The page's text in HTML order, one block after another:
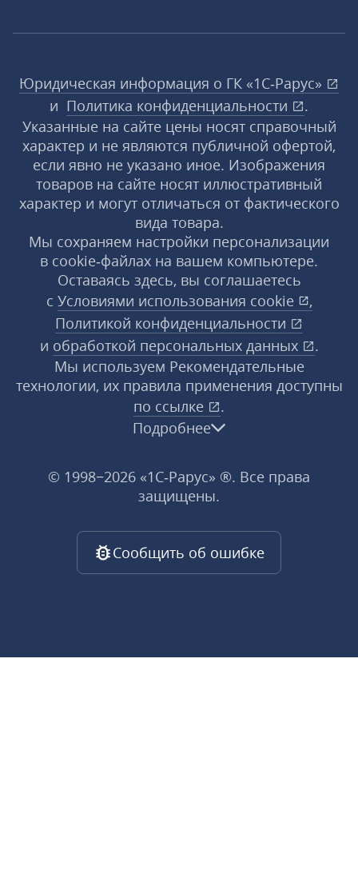
Юридическая информация о ГК «1С‑Рарус»
и Политика конфиденциальности
.
Указанные на сайте цены носят справочный
характер и не являются публичной офертой,
если явно не указано иное. Изображения
товаров на сайте носят иллюстративный
характер и могут отличаться от фактического
вида товара.
Мы сохраняем настройки персонализации
в cookie‑файлах на вашем компьютере.
Оставаясь здесь, вы соглашаетесь
с Условиями использования cookie
,
Политикой конфиденциальности
и обработкой персональных данных
.
Мы используем Рекомендательные
технологии, их правила применения доступны
по ссылке
.
Подробнее
© 1998−2026 «1С‑Рарус» ®. Все права
защищены.
Сообщить об ошибке